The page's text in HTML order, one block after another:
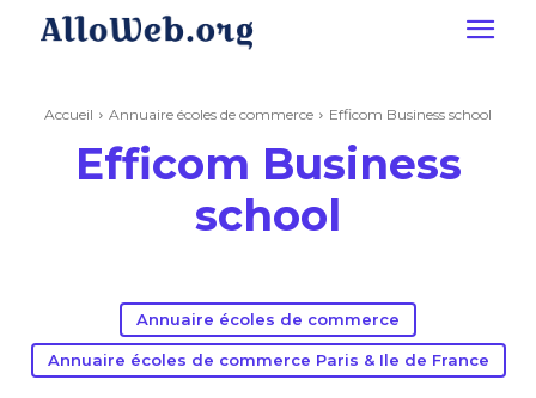
Accueil Annuaire écoles de commerce Efficom Business school
Efficom Business
school
Annuaire écoles de commerce
Annuaire écoles de commerce Paris & Ile de France